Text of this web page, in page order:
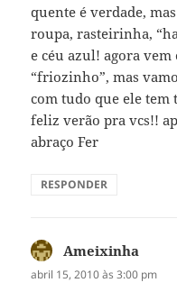
quente é verdade,
roupa, rasteirinha,
e céu azul! agora
“friozinho”, mas
com tudo que ele tem
feliz verão pra vcs!!
abraço Fer
RESPONDER
Ameixinha
abril 15, 2010 às 3:00 pm